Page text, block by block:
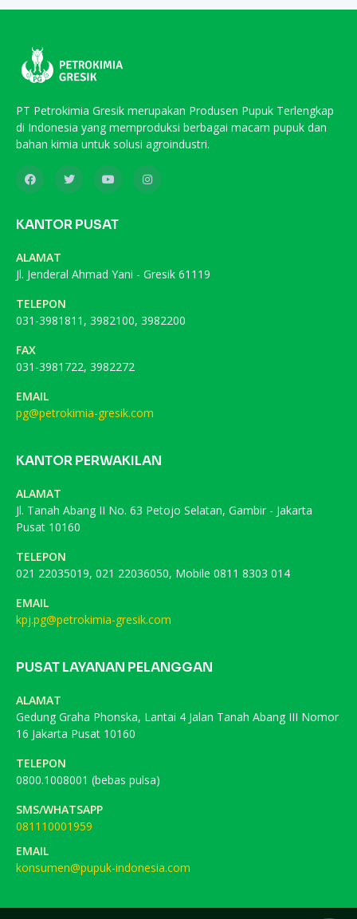
PT Petrokimia Gresik merupakan Produsen Pupuk Terlengkap
di Indonesia yang memproduksi berbagai macam pupuk dan
bahan kimia untuk solusi agroindustri.
KANTOR PUSAT
ALAMAT
Jl. Jenderal Ahmad Yani - Gresik 61119
TELEPON
031-3981811, 3982100, 3982200
FAX
031-3981722, 3982272
EMAIL
pg@petrokimia-gresik.com
KANTOR PERWAKILAN
ALAMAT
Jl. Tanah Abang II No. 63 Petojo Selatan, Gambir - Jakarta
Pusat 10160
TELEPON
021 22035019, 021 22036050, Mobile 0811 8303 014
EMAIL
kpj.pg@petrokimia-gresik.com
PUSAT LAYANAN PELANGGAN
ALAMAT
Gedung Graha Phonska, Lantai 4 Jalan Tanah Abang III Nomor
16 Jakarta Pusat 10160
TELEPON
0800.1008001 (bebas pulsa)
SMS/WHATSAPP
081110001959
EMAIL
konsumen@pupuk-indonesia.com